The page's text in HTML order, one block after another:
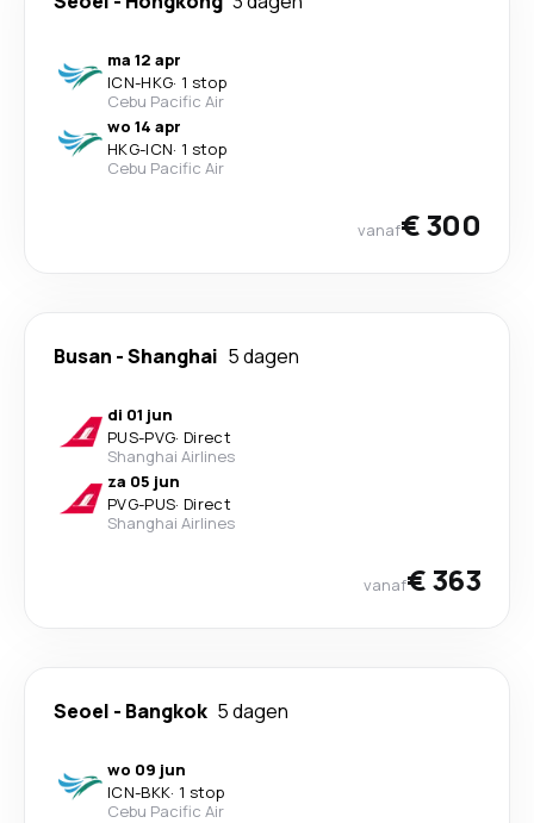
ma 12 apr
ICN-HKG· 1 stop
Cebu Pacific Air
wo 14 apr
HKG-ICN· 1 stop
Cebu Pacific Air
vanaf€ 300
Busan -Shanghai 5 dagen
di 01 jun
PUS-PVG· Direct
Shanghai Airlines
za 05 jun
PVG-PUS· Direct
Shanghai Airlines
vanaf€ 363
Seoel - Bangkok 5 dagen
wo 09 jun
ICN-BKK· 1 stop
Cebu Pacific Air